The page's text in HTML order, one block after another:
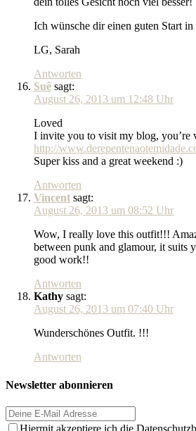
Ich wünsche dir einen guten Start
LG, Sarah
Antworten
Suê sagt:
August 26, 2013 um 12:48 Uhr
Loved
I invite you to visit my blog, you’re
http://
Super kiss and a great weekend :)
Antworten
Vincent sagt:
August 26, 2013 um 08:52 Uhr
Wow, I really love this outfit!!!
between punk and glamour, it suits
good work!!
Antworten
Kathy sagt:
August 26, 2013 um 07:40 Uhr
Wunderschönes Outfit. !!!
Antworten
Newsletter abonnieren
Hiermit akzeptiere ich die